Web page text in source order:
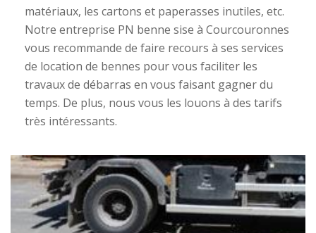
matériaux, les cartons et paperasses inutiles, etc.
Notre entreprise PN benne sise à Courcouronnes
vous recommande de faire recours à ses services
de location de bennes pour vous faciliter les
travaux de débarras en vous faisant gagner du
temps. De plus, nous vous les louons à des tarifs
très intéressants.